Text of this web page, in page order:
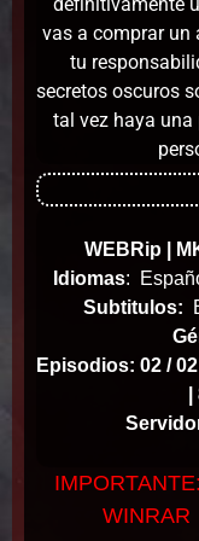
vas a comprar un
tu
secretos oscuros
tal vez haya una
WEBRip |
Idiomas:
Subtitulos:
Episodios: 02 / 02
WINRAR